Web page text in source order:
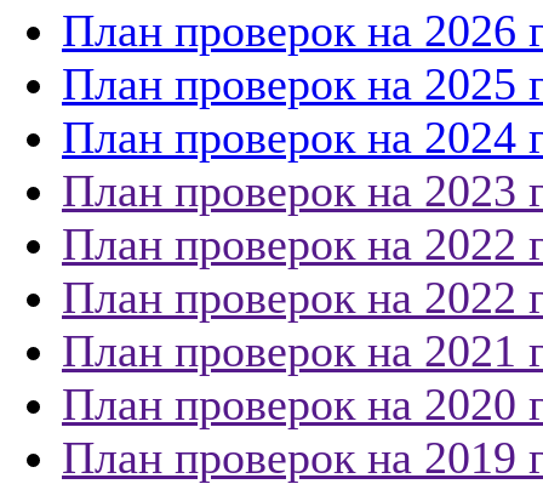
План проверок на 2026
План проверок на 2025
План проверок на 2024
План проверок на 2023
План проверок на 2022
План проверок на 2022
План проверок на 2021
План проверок на 2020
План проверок на 2019